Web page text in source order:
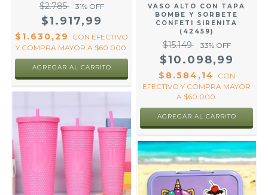
$2.785 31% OFF
$1.917,99
$1.630,29 CON EFECTIVO
Y COMPRA MAYOR A $60.000.
AGREGAR AL CARRITO
VASO ALTO CON TAPA
BOMBE Y SORBETE
CONFETI SIRENITA
(42459)
$15.149 33% OFF
$10.098,99
$8.584,14
CON
EFECTIVO Y COMPRA MAYOR
A $60.000.
AGREGAR AL CARRITO